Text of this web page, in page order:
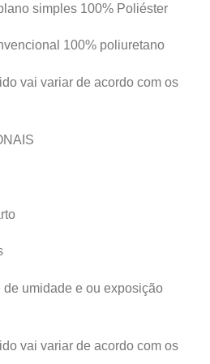
simples 100% Poliéster
100% poliuretano
vai variar de acordo com os
umidade e ou exposição
vai variar de acordo com os